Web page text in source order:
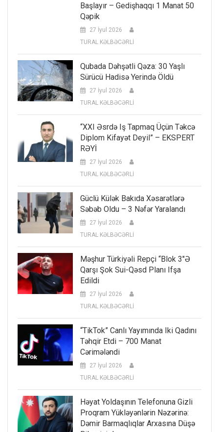
Başlayır – Gedişhaqqı 1 Manat 50
Qəpik
27 İyul 2026
TURAL KƏLBƏCƏRLİ
Qubada Dəhşətli Qəza: 30 Yaşlı
Sürücü Hadisə Yerində Öldü
27 İyul 2026
TURAL KƏLBƏCƏRLİ
“XXI Əsrdə Iş Tapmaq Üçün Təkcə
Diplom Kifayət Deyil” – EKSPERT
RƏYİ
27 İyul 2026
TURAL KƏLBƏCƏRLİ
Güclü Külək Bakıda Xəsarətlərə
Səbəb Oldu – 3 Nəfər Yaralandı
27 İyul 2026
TURAL KƏLBƏCƏRLİ
Məşhur Türkiyəli Repçi “Blok 3″ə
Qarşı Şok Sui-Qəsd Planı Ifşa
Edildi
27 İyul 2026
TURAL KƏLBƏCƏRLİ
“TikTok” Canlı Yayımında Iki Qadını
Təhqir Etdi – 700 Manat
Cərimələndi
27 İyul 2026
TURAL KƏLBƏCƏRLİ
Həyat Yoldaşının Telefonuna Gizli
Proqram Yükləyənlərin Nəzərinə:
Dəmir Barmaqlıqlar Arxasına Düşə